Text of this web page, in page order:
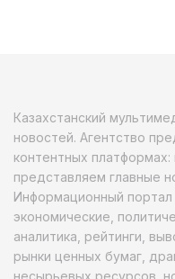
Казахстанский
новостей. Агентство
контентных
представляем главные
Информационный портал
экономические,
аналитика, рейтинги,
рынки ценных бумаг,
несырьевых ресурсов,